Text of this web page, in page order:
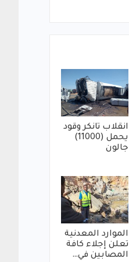
انقلاب تانكر وقود
يحمل (11000)
جالون
الموارد المعدنية
تعلن إجلاء كافة
المصابين في…